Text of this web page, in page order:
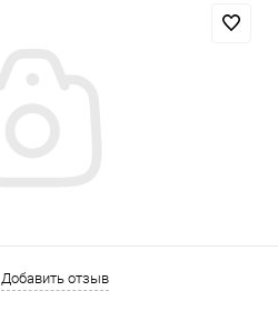
Добавить отзыв